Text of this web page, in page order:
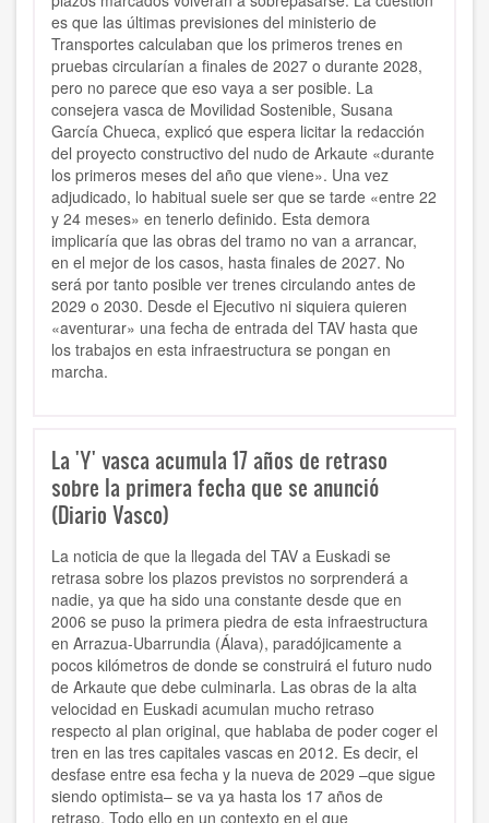
es que las últimas previsiones del ministerio de
Transportes calculaban que los primeros trenes en
pruebas circularían a finales de 2027 o durante 2028,
pero no parece que eso vaya a ser posible. La
consejera vasca de Movilidad Sostenible, Susana
García Chueca, explicó que espera licitar la redacción
del proyecto constructivo del nudo de Arkaute «durante
los primeros meses del año que viene». Una vez
adjudicado, lo habitual suele ser que se tarde «entre 22
y 24 meses» en tenerlo definido. Esta demora
implicaría que las obras del tramo no van a arrancar,
en el mejor de los casos, hasta finales de 2027. No
será por tanto posible ver trenes circulando antes de
2029 o 2030. Desde el Ejecutivo ni siquiera quieren
«aventurar» una fecha de entrada del TAV hasta que
los trabajos en esta infraestructura se pongan en
marcha.
La 'Y' vasca acumula 17 años de retraso
sobre la primera fecha que se anunció
(Diario Vasco)
La noticia de que la llegada del TAV a Euskadi se
retrasa sobre los plazos previstos no sorprenderá a
nadie, ya que ha sido una constante desde que en
2006 se puso la primera piedra de esta infraestructura
en Arrazua-Ubarrundia (Álava), paradójicamente a
pocos kilómetros de donde se construirá el futuro nudo
de Arkaute que debe culminarla. Las obras de la alta
velocidad en Euskadi acumulan mucho retraso
respecto al plan original, que hablaba de poder coger el
tren en las tres capitales vascas en 2012. Es decir, el
desfase entre esa fecha y la nueva de 2029 –que sigue
siendo optimista– se va ya hasta los 17 años de
retraso. Todo ello en un contexto en el que